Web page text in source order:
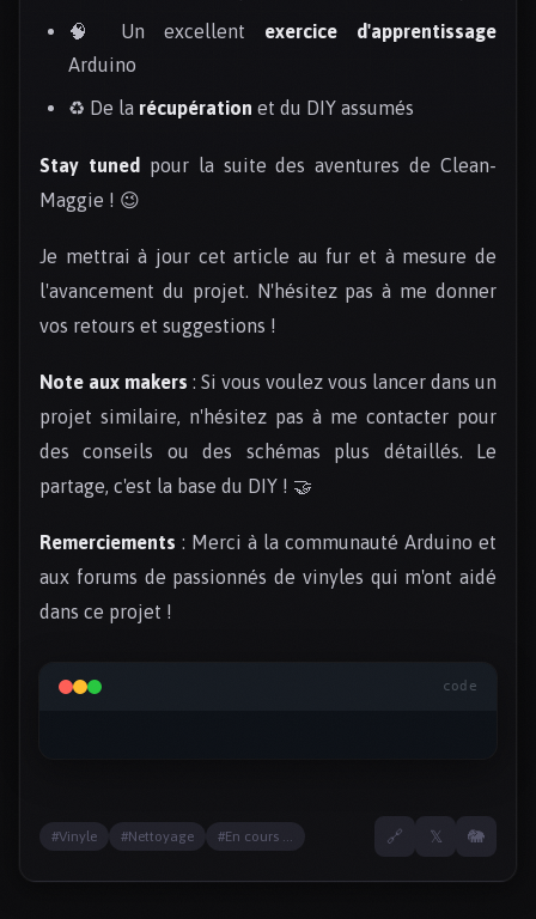
🧠 Un excellent exercice d'apprentissage
Arduino
♻️ De la récupération et du DIY assumés
Stay tunedpour la suite des aventures de Clean-
Maggie ! 😉
Je mettrai à jour cet article au fur et à mesure de
l'avancement du projet. N'hésitez pas à me donner
vos retours et suggestions !
Note aux makers : Si vous voulez vous lancer dans un
projet similaire, n'hésitez pas à me contacter pour
des conseils ou des schémas plus détaillés. Le
partage, c'est la base du DIY ! 🤝
Remerciements : Merci à la communauté Arduino et
aux forums de passionnés de vinyles qui m'ont aidé
dans ce projet !
code
#Vinyle #Nettoyage #En cours ... 🔗 𝕏 🐘